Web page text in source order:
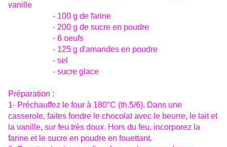
vanille
- 100 g de farine
- 200 g de sucre en poudre
- 6 oeufs
- 125 g d'amandes en poudre
- sel
- sucre glace
Préparation :
1- Préchauffez le four à 180°C (th.5/6). Dans une
casserole, faites fondre le chocolat avec le beurre, le lait et
la vanille, sur feu très doux. Hors du feu, incorporez la
farine et le sucre en poudre en fouettant.